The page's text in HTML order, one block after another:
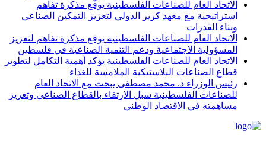
الاتحاد العام للصناعات الفلسطينية يوقّع مذكرة تفاهم
استراتيجية مع معهد كرير الدولي لتعزيز التمكين الصناعي
وبناء القدرات
الاتحاد العام للصناعات الفلسطينية يوقع مذكرة تفاهم لتعزيز
المسؤولية الاجتماعية ودعم التنمية الصناعية في فلسطين
الاتحاد العام للصناعات الفلسطينية يؤكد أهمية التكامل لتطوير
قطاع الصناعات البلاستيكية الملامسة للغذاء
رئيس الوزراء د. محمد مصطفى يبحث مع الاتحاد العام
للصناعات الفلسطينية سبل الارتقاء بالقطاع الصناعي وتعزيز
مساهمته في الاقتصاد الوطني